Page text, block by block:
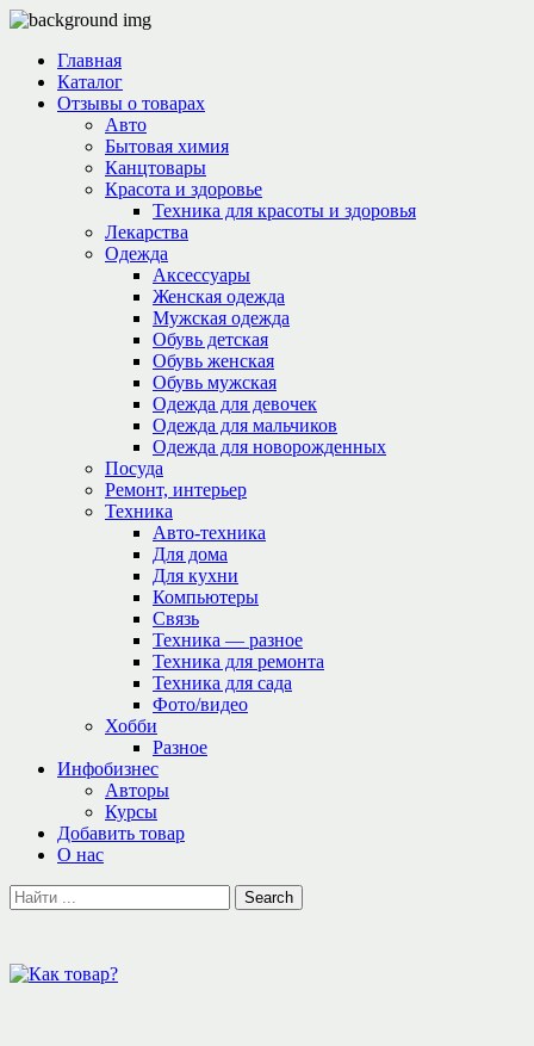
Главная
Каталог
Отзывы о товарах
Авто
Бытовая химия
Канцтовары
Красота и здоровье
Техника для красоты и здоровья
Лекарства
Одежда
Аксессуары
Женская одежда
Мужская одежда
Обувь детская
Обувь женская
Обувь мужская
Одежда для девочек
Одежда для мальчиков
Одежда для новорожденных
Посуда
Ремонт, интерьер
Техника
Авто-техника
Для дома
Для кухни
Компьютеры
Связь
Техника — разное
Техника для ремонта
Техника для сада
Фото/видео
Хобби
Разное
Инфобизнес
Авторы
Курсы
Добавить товар
О нас